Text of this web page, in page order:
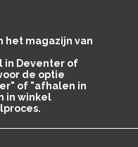
het magazijn van
in Deventer of
de optie
of "afhalen in
in winkel